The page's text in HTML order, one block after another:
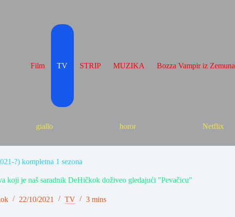
Film TV STRIP MUZIKA Bozza Vampir iz Zemuna
giallo horor Netflix
?) kompletna 1 sezona
koji je naš saradnik DeHičkok doživeo gledajući "Pevačicu"
22/10/2021 TV 3 mins